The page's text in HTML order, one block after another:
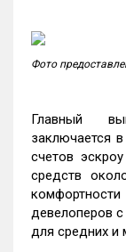
Фото
Главный
заключается
счетов
средств
девелоперов
для средних и